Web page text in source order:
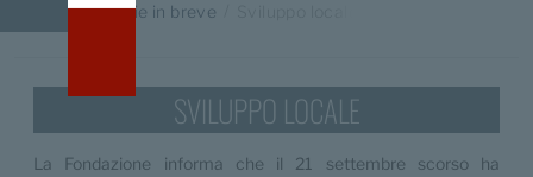
/ Notizie in breve
SVILUPPO LOCALE
La Fondazione informa che il 21 settembre scorso ha